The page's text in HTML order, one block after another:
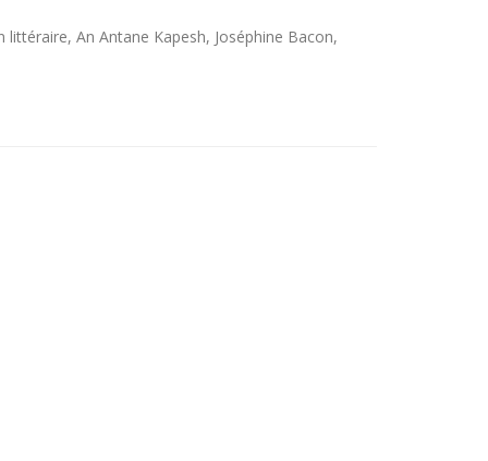
An Antane Kapesh, Joséphine Bacon,